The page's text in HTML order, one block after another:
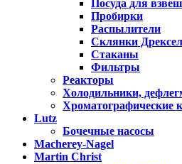
Посуда для
Пробирки
Распылители
Склянки
Стаканы
Фильтры
Реакторы
Холодильники,
Хроматографические
Lutz
Бочечные насосы
Macherey-Nagel
Martin Christ